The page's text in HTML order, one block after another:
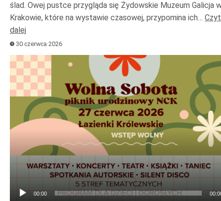
ślad. Owej pustce przygląda się Żydowskie Muzeum Galicja
Krakowie, które na wystawie czasowej, przypomina ich…
dalej
30 czerwca 2026
Odtwarzacz
plików
dźwiękowych
00:00